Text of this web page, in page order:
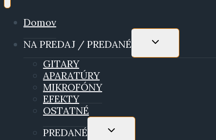
Domov
NA PREDAJ / PREDANÉ
TOGGLE
MENU
GITARY
APARATÚRY
MIKROFÓNY
EFEKTY
OSTATNÉ
PREDANÉ
TOGGLE